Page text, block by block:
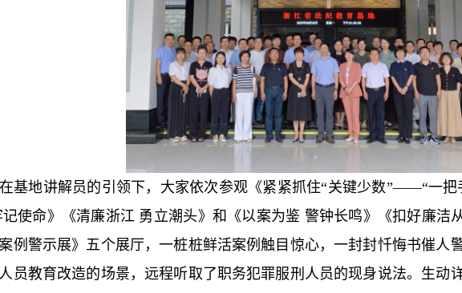
在基地讲解员的引领下，大家依次参观《紧紧抓住“关键少数”——“一把
记使命》《清廉浙江 勇立潮头》和《以案为鉴 警钟长鸣》《扣好廉
例警示展》五个展厅，一桩桩鲜活案例触目惊心，一封封忏悔书催人
员教育改造的场景，远程听取了职务犯罪服刑人员的现身说法。生动